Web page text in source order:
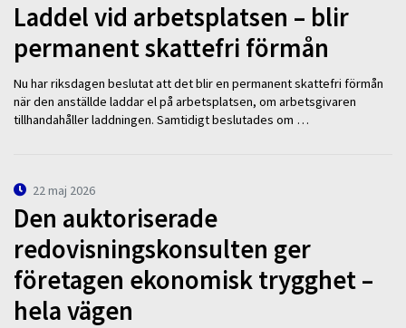
Laddel vid arbetsplatsen – blir
permanent skattefri förmån
Nu har riksdagen beslutat att det blir en permanent skattefri förmån
när den anställde laddar el på arbetsplatsen, om arbetsgivaren
tillhandahåller laddningen. Samtidigt beslutades om …
22 maj 2026
Den auktoriserade
redovisningskonsulten ger
företagen ekonomisk trygghet –
hela vägen